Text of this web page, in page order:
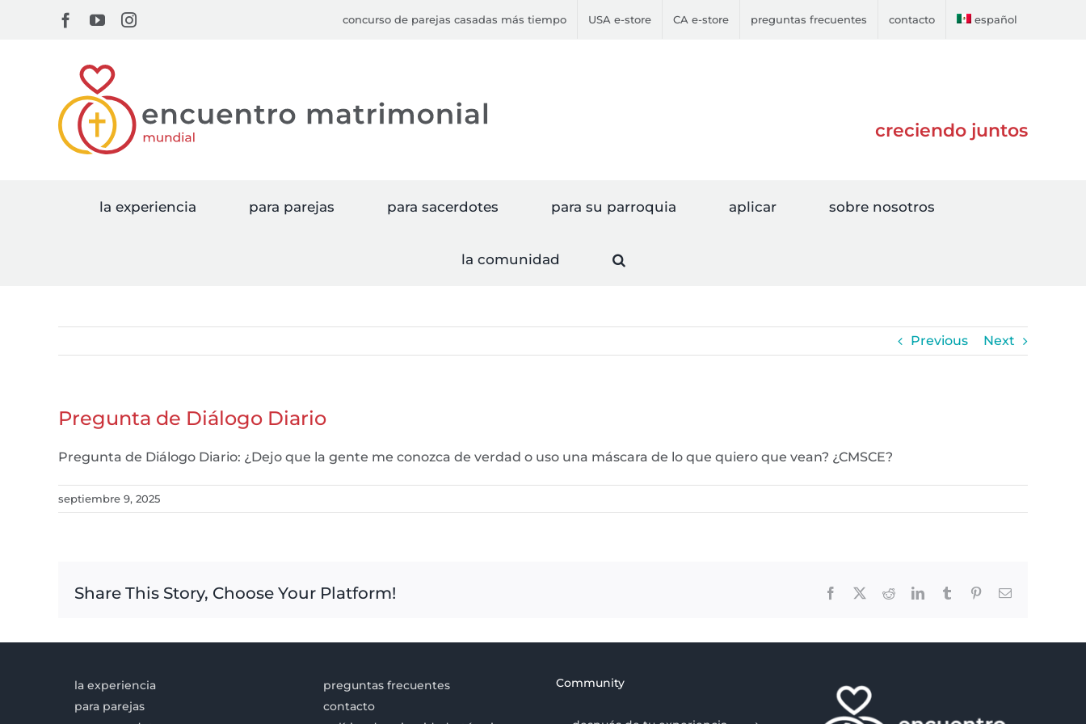
Facebook
YouTubeInstagram concurso de parejas casadas más tiempo USA e-store CA e-store preguntas frecuentes contacto español
creciendo juntos
la experiencia para parejas para sacerdotes para su parroquia aplicar sobre nosotros
la comunidad
Previous Next
Pregunta de Diálogo Diario
Pregunta de Diálogo Diario: ¿Dejo que la gente me conozca de verdad o uso una máscara de lo que quiero que vean? ¿CMSCE?
septiembre 9, 2025
Share This Story, Choose Your Platform! Facebook RedditLinkedInTumblr PinterestEmail
la experiencia
para parejas
preguntas frecuentes
contacto
Community